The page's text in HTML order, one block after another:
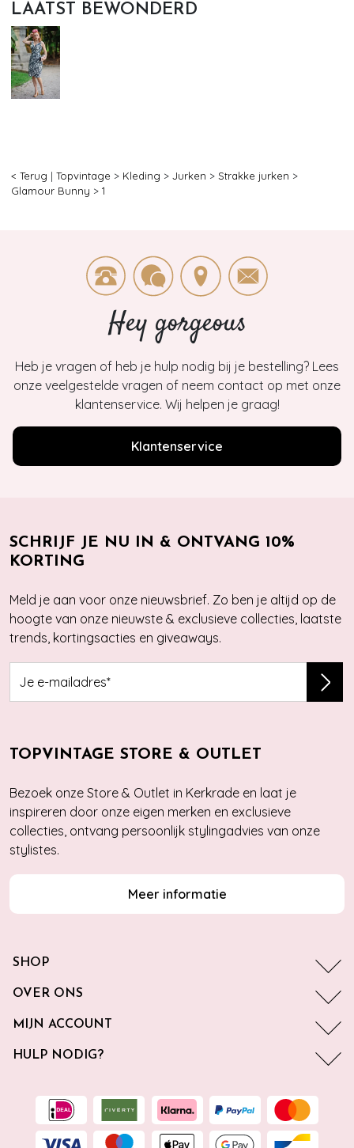
LAATST BEWONDERD
< Terug | Topvintage > Kleding > Jurken > Strakke jurken >
Glamour Bunny > 1
Hey gorgeous
Heb je vragen of heb je hulp nodig bij je bestelling? Lees
onze veelgestelde vragen of neem contact op met onze
klantenservice. Wij helpen je graag!
Klantenservice
SCHRIJF JE NU IN & ONTVANG 10%
KORTING
Meld je aan voor onze nieuwsbrief. Zo ben je altijd op de
hoogte van onze nieuwste & exclusieve collecties, laatste
trends, kortingsacties en giveaways.
TOPVINTAGE STORE & OUTLET
Bezoek onze Store & Outlet in Kerkrade en laat je
inspireren door onze eigen merken en exclusieve
collecties, ontvang persoonlijk stylingadvies van onze
stylistes.
Meer informatie
SHOP
OVER ONS
MIJN ACCOUNT
HULP NODIG?